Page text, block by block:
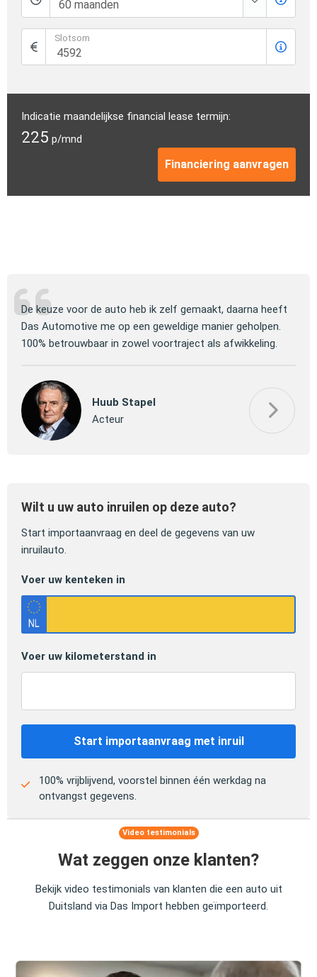
Slotsom
Indicatie maandelijkse financial lease termijn:
225 p/mnd
Financiering aanvragen
De keuze voor de auto heb ik zelf gemaakt, daarna heeft
Das Automotive me op een geweldige manier geholpen.
100% betrouwbaar in zowel voortraject als afwikkeling.
Huub Stapel
Acteur
Wilt u uw auto inruilen op deze auto?
Start importaanvraag en deel de gegevens van uw
inruilauto.
Voer uw kenteken in
Voer uw kilometerstand in
Start importaanvraag met inruil
100% vrijblijvend, voorstel binnen één werkdag na
ontvangst gegevens.
Video testimonials
Wat zeggen onze klanten?
Bekijk video testimonials van klanten die een auto uit
Duitsland via Das Import hebben geïmporteerd.